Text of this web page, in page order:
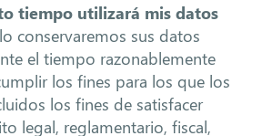
tiempo utilizará mis datos
conservaremos sus datos
el tiempo razonablemente
los fines para los que los
los fines de satisfacer
legal, reglamentario, fiscal,